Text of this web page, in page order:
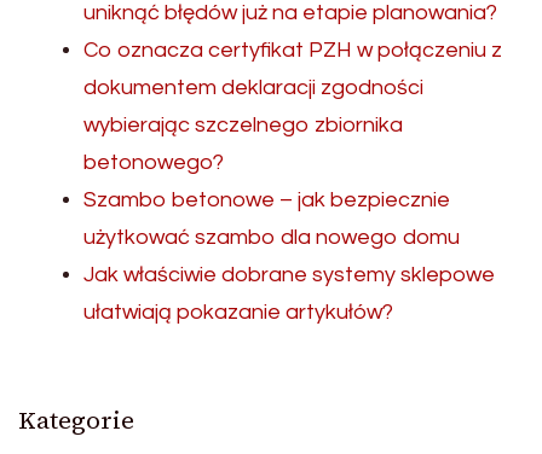
uniknąć błędów już na etapie planowania?
Co oznacza certyfikat PZH w połączeniu z
dokumentem deklaracji zgodności
wybierając szczelnego zbiornika
betonowego?
Szambo betonowe – jak bezpiecznie
użytkować szambo dla nowego domu
Jak właściwie dobrane systemy sklepowe
ułatwiają pokazanie artykułów?
Kategorie